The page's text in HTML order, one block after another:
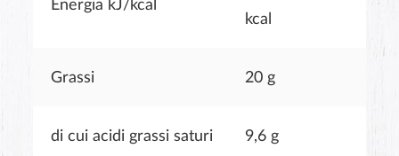
Energia kJ/kcal
kcal
Grassi 20 g
di cui acidi grassi saturi 9,6 g